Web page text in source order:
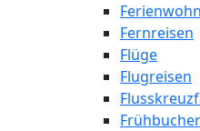
Fernreisen
Flüge
Flugreisen
Frühbucher